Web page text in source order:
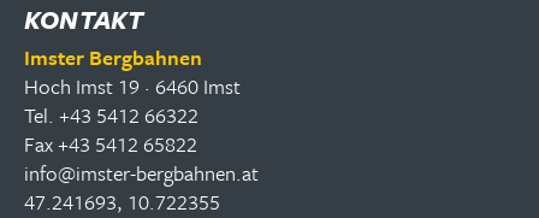
KONTAKT
Imster Bergbahnen
Hoch Imst 19 · 6460 Imst
Tel. +43 5412 66322
Fax +43 5412 65822
info@imster-bergbahnen.at
47.241693, 10.722355